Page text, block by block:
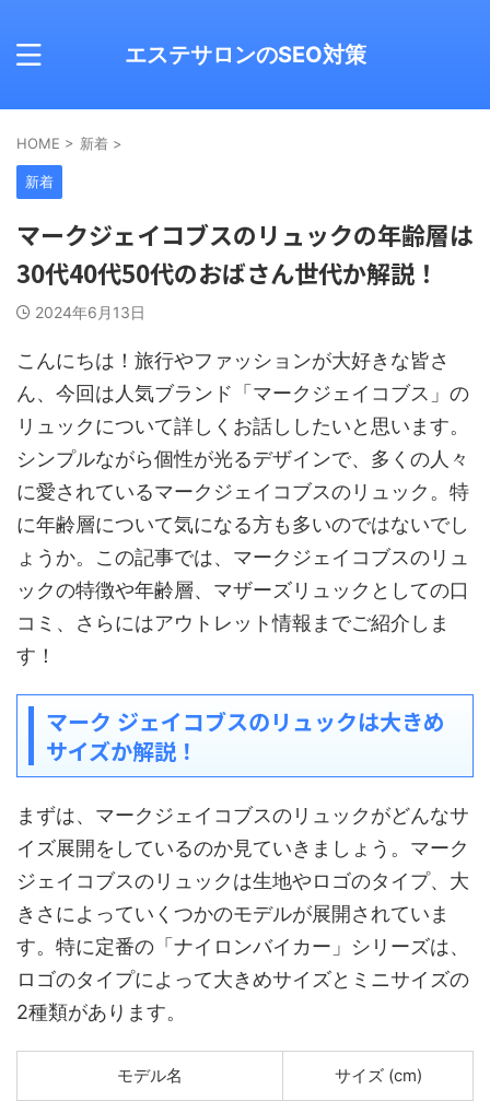
エステサロンのSEO対策
HOME > 新着 >
新着
マークジェイコブスのリュックの年齢層は
30代40代50代のおばさん世代か解説！
2024年6月13日
こんにちは！旅行やファッションが大好きな皆さ
ん、今回は人気ブランド「マークジェイコブス」の
リュックについて詳しくお話ししたいと思います。
シンプルながら個性が光るデザインで、多くの人々
に愛されているマークジェイコブスのリュック。特
に年齢層について気になる方も多いのではないでし
ょうか。この記事では、マークジェイコブスのリュ
ックの特徴や年齢層、マザーズリュックとしての口
コミ、さらにはアウトレット情報までご紹介しま
す！
マーク ジェイコブスのリュックは大きめ
サイズか解説！
まずは、マークジェイコブスのリュックがどんなサ
イズ展開をしているのか見ていきましょう。マーク
ジェイコブスのリュックは生地やロゴのタイプ、大
きさによっていくつかのモデルが展開されていま
す。特に定番の「ナイロンバイカー」シリーズは、
ロゴのタイプによって大きめサイズとミニサイズの
2種類があります。
モデル名 サイズ (cm)